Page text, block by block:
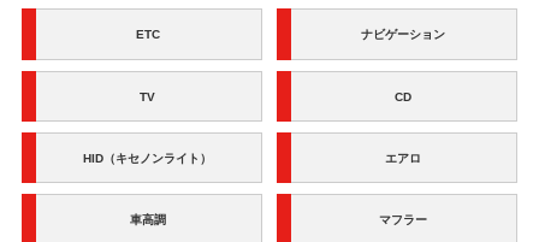
ETC ナビゲーション
TV CD
HID（キセノンライト） エアロ
車高調 マフラー